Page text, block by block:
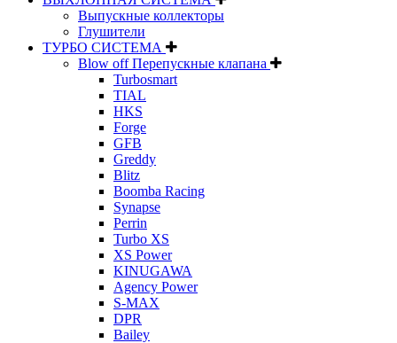
Выпускные коллекторы
Глушители
ТУРБО СИСТЕМА
Blow off Перепускные клапана
Turbosmart
TIAL
HKS
Forge
GFB
Greddy
Blitz
Boomba Racing
Synapse
Perrin
Turbo XS
XS Power
KINUGAWA
Agency Power
S-MAX
DPR
Bailey